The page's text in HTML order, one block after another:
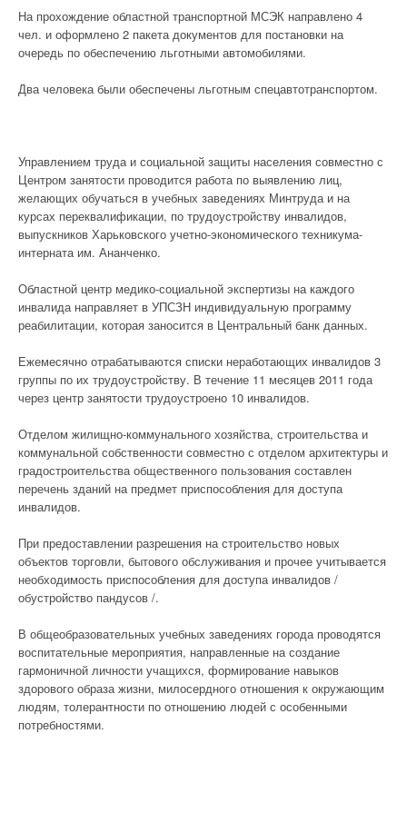
На прохождение областной транспортной МСЭК направлено 4
чел. и оформлено 2 пакета документов для постановки на
очередь по обеспечению льготными автомобилями.
Два человека были обеспечены льготным спецавтотранспортом.
Управлением труда и социальной защиты населения совместно с
Центром занятости проводится работа по выявлению лиц,
желающих обучаться в учебных заведениях Минтруда и на
курсах переквалификации, по трудоустройству инвалидов,
выпускников Харьковского учетно-экономического техникума-
интерната им. Ананченко.
Областной центр медико-социальной экспертизы на каждого
инвалида направляет в УПСЗН индивидуальную программу
реабилитации, которая заносится в Центральный банк данных.
Ежемесячно отрабатываются списки неработающих инвалидов 3
группы по их трудоустройству. В течение 11 месяцев 2011 года
через центр занятости трудоустроено 10 инвалидов.
Отделом жилищно-коммунального хозяйства, строительства и
коммунальной собственности совместно с отделом архитектуры и
градостроительства общественного пользования составлен
перечень зданий на предмет приспособления для доступа
инвалидов.
При предоставлении разрешения на строительство новых
объектов торговли, бытового обслуживания и прочее учитывается
необходимость приспособления для доступа инвалидов /
обустройство пандусов /.
В общеобразовательных учебных заведениях города проводятся
воспитательные мероприятия, направленные на создание
гармоничной личности учащихся, формирование навыков
здорового образа жизни, милосердного отношения к окружающим
людям, толерантности по отношению людей с особенными
потребностями.